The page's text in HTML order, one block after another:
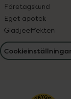
Företagskund
Eget apotek
Glädjeeffekten
Cookieinställningar